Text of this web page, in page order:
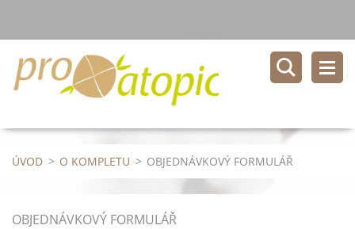
ÚVOD > O KOMPLETU > OBJEDNÁVKOVÝ FORMULÁŘ
OBJEDNÁVKOVÝ FORMULÁŘ